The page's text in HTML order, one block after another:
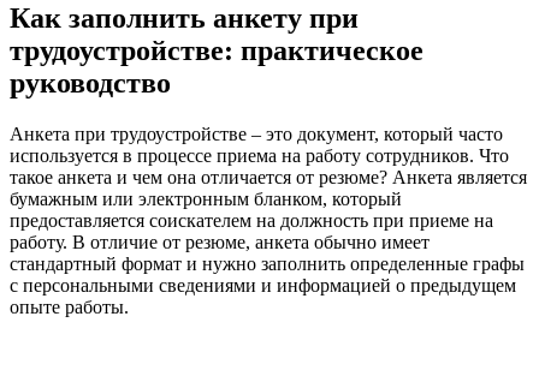
Как заполнить анкету при
трудоустройстве: практическое
руководство
Анкета при трудоустройстве – это документ, который часто
используется в процессе приема на работу сотрудников. Что
такое анкета и чем она отличается от резюме? Анкета является
бумажным или электронным бланком, который
предоставляется соискателем на должность при приеме на
работу. В отличие от резюме, анкета обычно имеет
стандартный формат и нужно заполнить определенные графы
с персональными сведениями и информацией о предыдущем
опыте работы.